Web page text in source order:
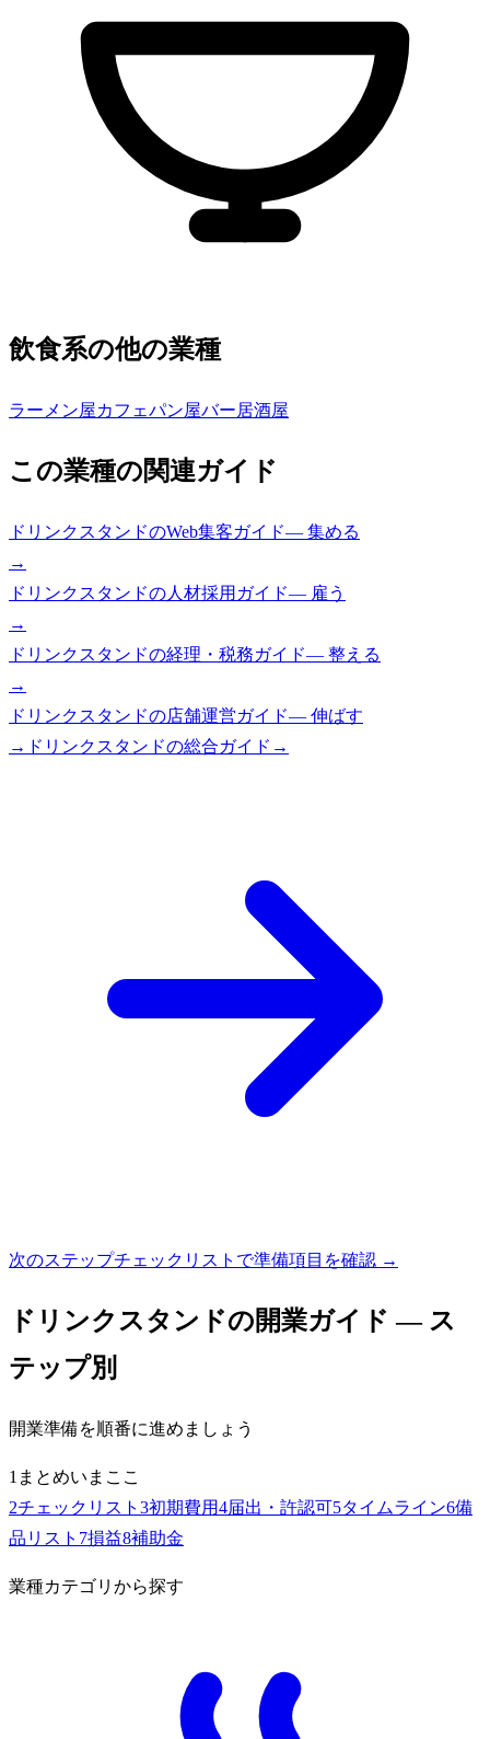
飲食系の他の業種
ラーメン屋カフェパン屋バー居酒屋
この業種の関連ガイド
ドリンクスタンドのWeb集客ガイド— 集める
→
ドリンクスタンドの人材採用ガイド— 雇う
→
ドリンクスタンドの経理・税務ガイド— 整える
→
ドリンクスタンドの店舗運営ガイド— 伸ばす
→ ドリンクスタンドの総合ガイド →
次のステップチェックリストで準備項目を確認 →
ドリンクスタンドの開業ガイド — ス
テップ別
開業準備を順番に進めましょう
1 まとめいまここ
2チェックリスト 3初期費用4届出・許認可5タイムライン6備
品リスト 7損益8補助金
業種カテゴリから探す